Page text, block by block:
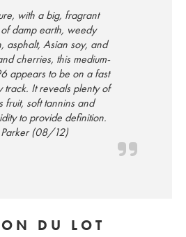
with a big, fragrant
damp earth, weedy
asphalt, Asian soy, and
cherries, this medium-
appears to be on a fast
track. It reveals plenty of
fruit, soft tannins and
to provide definition.
(08/12)
DU LOT